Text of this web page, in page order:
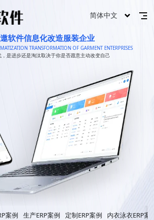
简体中文
软件信息化改造服装企业
TRANSFORMATION OF GARMENT ENTERPRISES
是进步还是淘汰取决于你是否愿意主动改变自己
案例 生产ERP案例 定制ERP案例 内衣泳衣ERP案